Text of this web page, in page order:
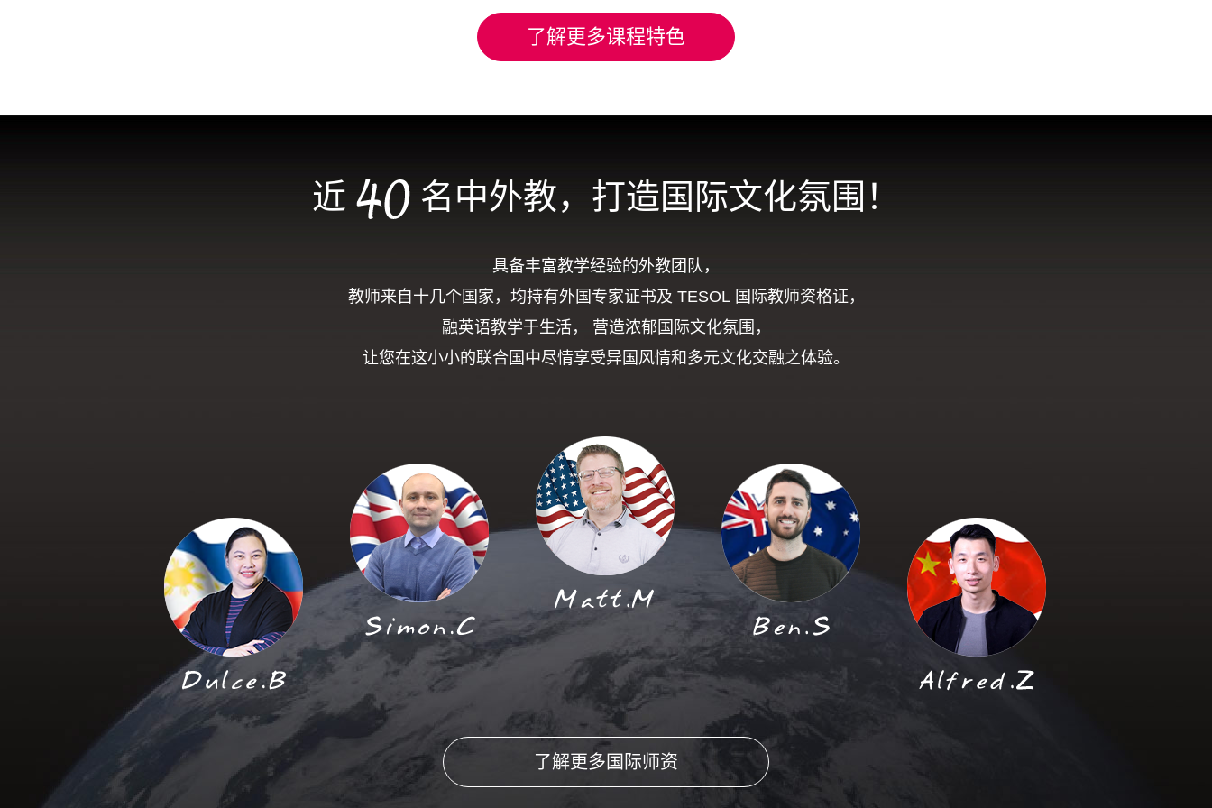
了解更多课程特色
近 名中外教，打造国际文化氛围！
具备丰富教学经验的外教团队，
教师来自十几个国家，均持有外国专家证书及 TESOL 国际教师资格证，
融英语教学于生活， 营造浓郁国际文化氛围，
让您在这小小的联合国中尽情享受异国风情和多元文化交融之体验。
了解更多国际师资